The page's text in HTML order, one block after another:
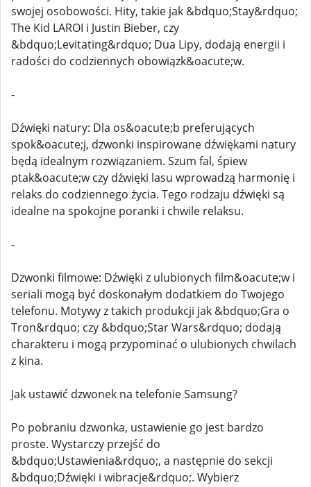
swojej osobowości. Hity, takie jak &bdquo;Stay&rdquo;
The Kid LAROI i Justin Bieber, czy
&bdquo;Levitating&rdquo; Dua Lipy, dodają energii i
radości do codziennych obowiązk&oacute;w.
-
Dźwięki natury: Dla os&oacute;b preferujących
spok&oacute;j, dzwonki inspirowane dźwiękami natury
będą idealnym rozwiązaniem. Szum fal, śpiew
ptak&oacute;w czy dźwięki lasu wprowadzą harmonię i
relaks do codziennego życia. Tego rodzaju dźwięki są
idealne na spokojne poranki i chwile relaksu.
-
Dzwonki filmowe: Dźwięki z ulubionych film&oacute;w i
seriali mogą być doskonałym dodatkiem do Twojego
telefonu. Motywy z takich produkcji jak &bdquo;Gra o
Tron&rdquo; czy &bdquo;Star Wars&rdquo; dodają
charakteru i mogą przypominać o ulubionych chwilach
z kina.
Jak ustawić dzwonek na telefonie Samsung?
Po pobraniu dzwonka, ustawienie go jest bardzo
proste. Wystarczy przejść do
&bdquo;Ustawienia&rdquo;, a następnie do sekcji
&bdquo;Dźwięki i wibracje&rdquo;. Wybierz